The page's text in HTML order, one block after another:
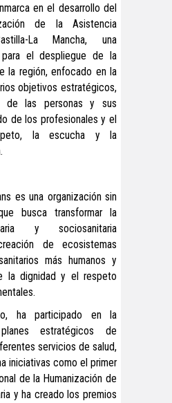
en el desarrollo del
de la Asistencia
La Mancha, una
para el despliegue de la
la región, enfocado en la
objetivos estratégicos,
de las personas y sus
de los profesionales y el
la escucha y la
es una organización sin
busca transformar la
y sociosanitaria
de ecosistemas
más humanos y
la dignidad y el respeto
ha participado en la
estratégicos de
servicios de salud,
iniciativas como el primer
de la Humanización de
y ha creado los premios